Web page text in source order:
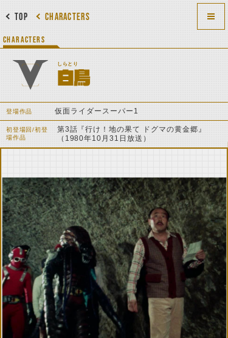
CHARACTERS
TOP
CHARACTERS
しらとり
白鳥
登場作品 仮面ライダースーパー1
初登場回/初登
場作品
第3話『行け！地の果て ドグマの黄金郷』
（1980年10月31日放送）